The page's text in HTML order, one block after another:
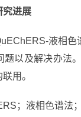
究进展
液相色
题以及解决办法
用。
；液相色谱法